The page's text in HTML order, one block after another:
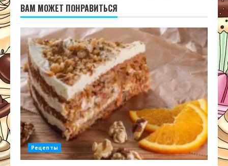
ВАМ МОЖЕТ ПОНРАВИТЬСЯ
Рецепты